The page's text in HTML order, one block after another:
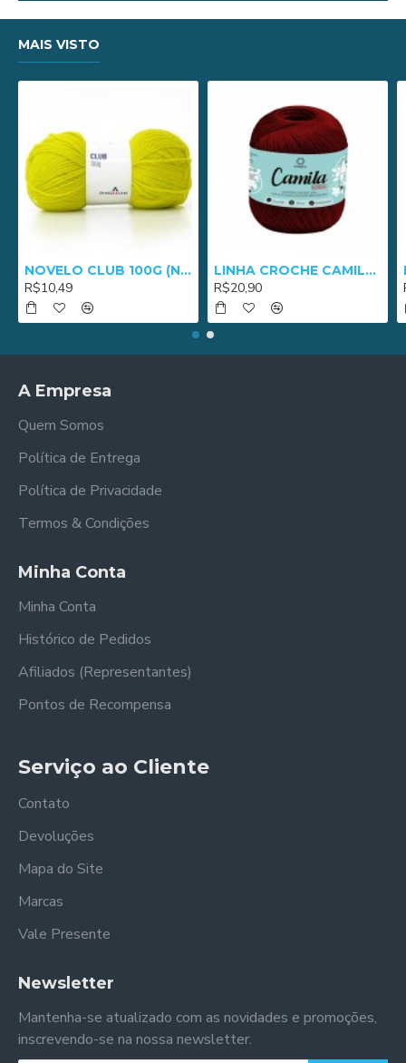
MAIS VISTO
NOVELO CLUB 100G (NM 3/8) - 2652
R$10,49
LINHA CROCHE CAMILA 1000 - 01005
R$20,90
A Empresa
Quem Somos
Política de Entrega
Política de Privacidade
Termos & Condições
Minha Conta
Minha Conta
Histórico de Pedidos
Afiliados (Representantes)
Pontos de Recompensa
Serviço ao Cliente
Contato
Devoluções
Mapa do Site
Marcas
Vale Presente
Newsletter
Mantenha-se atualizado com as novidades e promoções,
inscrevendo-se na nossa newsletter.